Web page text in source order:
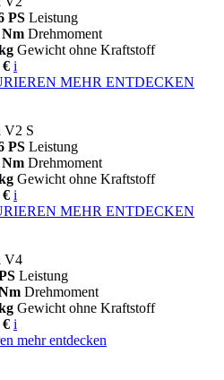
PS Leistung
Nm Drehmoment
Gewicht ohne Kraftstoff
€ i
MEHR ENTDECKEN
V2 S
PS Leistung
Nm Drehmoment
Gewicht ohne Kraftstoff
€ i
MEHR ENTDECKEN
V4
Leistung
Drehmoment
Gewicht ohne Kraftstoff
€ i
mehr entdecken